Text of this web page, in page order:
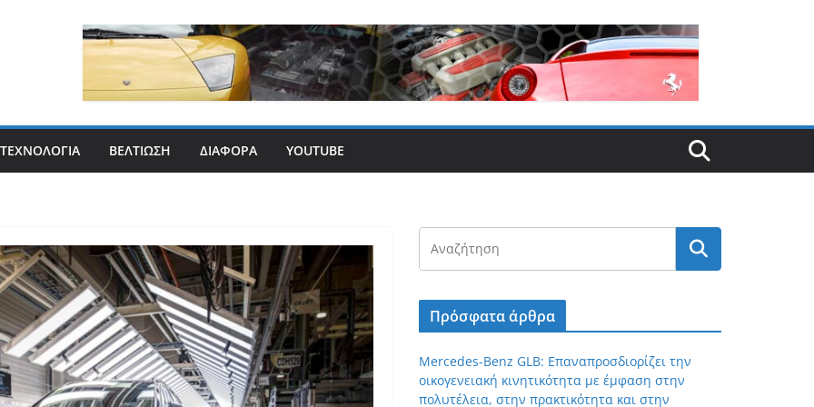
ΤΕΧΝΟΛΟΓΊΑ ΒΕΛΤΊΩΣΗ ΔΙΆΦΟΡΑ YOUTUBE
Πρόσφατα άρθρα
Mercedes-Benz GLB: Επαναπροσδιορίζει την
οικογενειακή κινητικότητα με έμφαση στην
πολυτέλεια, στην πρακτικότητα και στην